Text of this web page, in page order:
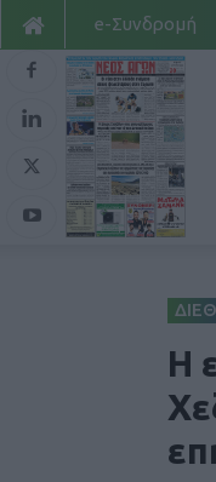
e-Συνδρομή
H